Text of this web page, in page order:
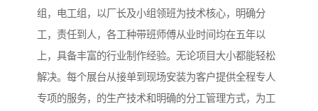
组，电工组，以厂长及小组领班为技术核心，明确分
工，责任到人，各工种带班师傅从业时间均在五年以
上，具备丰富的行业制作经验。无论项目大小都能轻松
解决。每个展台从接单到现场安装为客户提供全程专人
专项的服务，的生产技术和明确的分工管理方式，为工